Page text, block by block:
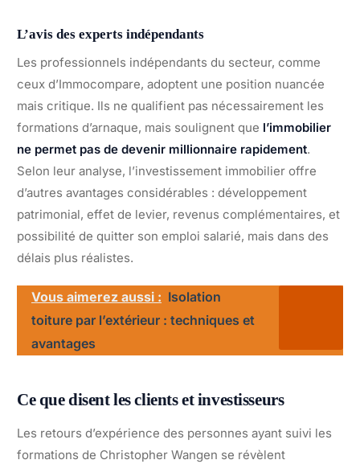
L’avis des experts indépendants
Les professionnels indépendants du secteur, comme
ceux d’Immocompare, adoptent une position nuancée
mais critique. Ils ne qualifient pas nécessairement les
formations d’arnaque, mais soulignent que l’immobilier
ne permet pas de devenir millionnaire rapidement.
Selon leur analyse, l’investissement immobilier offre
d’autres avantages considérables : développement
patrimonial, effet de levier, revenus complémentaires, et
possibilité de quitter son emploi salarié, mais dans des
délais plus réalistes.
Vous aimerez aussi : Isolation
toiture par l’extérieur : techniques et
avantages
Ce que disent les clients et investisseurs
Les retours d’expérience des personnes ayant suivi les
formations de Christopher Wangen se révèlent